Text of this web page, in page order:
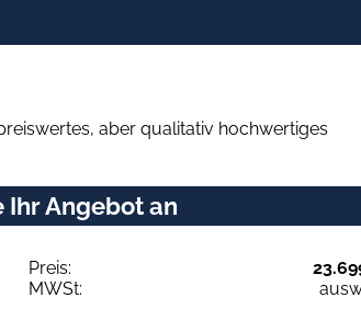
aber qualitativ hochwertiges
Ihr Angebot an
Preis:
MWSt: